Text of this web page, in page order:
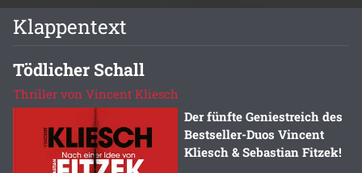
Klappentext
Tödlicher Schall
Thriller von Vincent Kliesch
Der fünfte Geniestreich des
Bestseller-Duos Vincent
Kliesch & Sebastian Fitzek!